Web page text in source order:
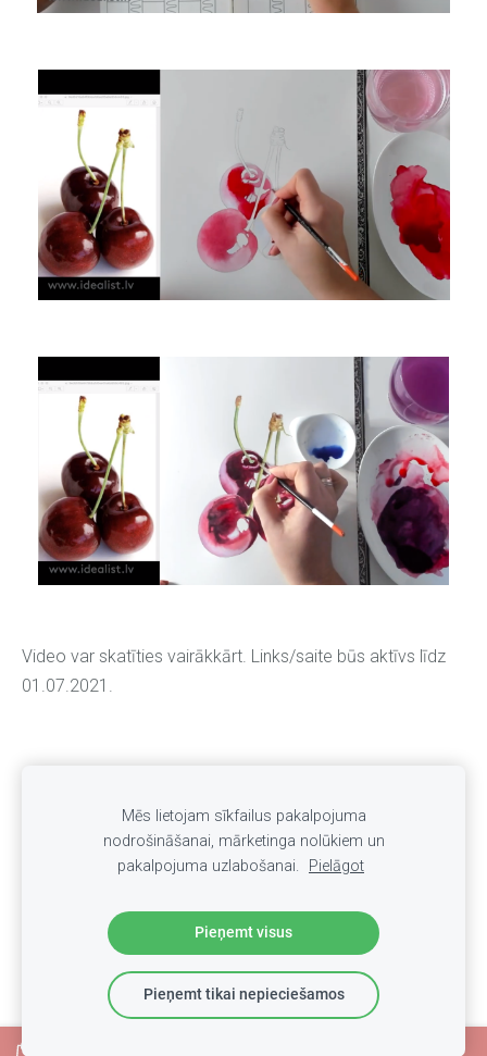
Video var skatīties vairākkārt. Links/saite būs aktīvs līdz
01.07.2021.
Sīkdatnes
Mēs lietojam sīkfailus pakalpojuma
nodrošināšanai, mārketinga nolūkiem un
pakalpojuma uzlabošanai.
Pielāgot
Pieņemt visus
Pieņemt tikai nepieciešamos